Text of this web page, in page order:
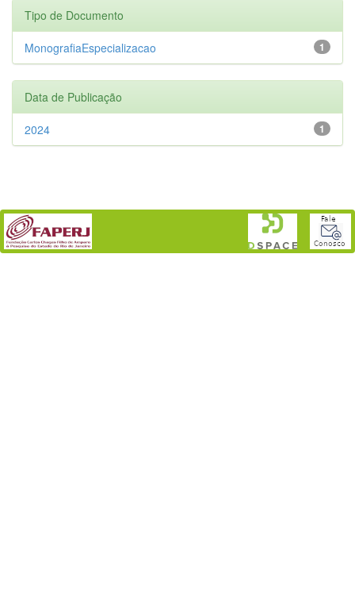
Tipo de Documento
1
MonografiaEspecializacao
Data de Publicação
1
2024